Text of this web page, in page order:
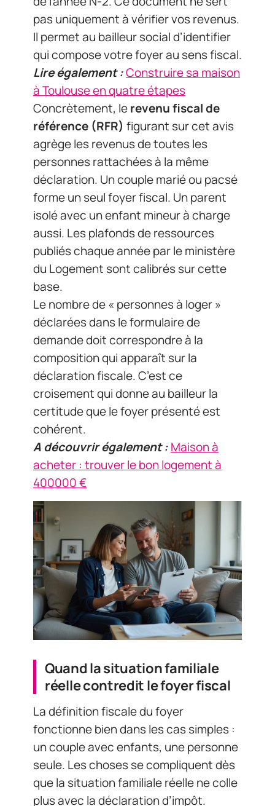
pas uniquement à vérifier vos revenus.
Il permet au bailleur social d’identifier
qui compose votre foyer au sens fiscal.
Lire également :Construire sa maison
à Toulouse en quatre étapes
Concrètement, lerevenu fiscal de
référence (RFR) figurant sur cet avis
agrège les revenus de toutes les
personnes rattachées à la même
déclaration. Un couple marié ou pacsé
forme un seul foyer fiscal. Un parent
isolé avec un enfant mineur à charge
aussi. Les plafonds de ressources
publiés chaque année par le ministère
du Logement sont calibrés sur cette
base.
Le nombre de « personnes à loger »
déclarées dans le formulaire de
demande doit correspondre à la
composition qui apparaît sur la
déclaration fiscale. C’est ce
croisement qui donne au bailleur la
certitude que le foyer présenté est
cohérent.
A découvrir également :Maison à
acheter : trouver le bon logement à
400000 €
Quand la situation familiale
réelle contredit le foyer fiscal
La définition fiscale du foyer
fonctionne bien dans les cas simples :
un couple avec enfants, une personne
seule. Les choses se compliquent dès
que la situation familiale réelle ne colle
plus avec la déclaration d’impôt.